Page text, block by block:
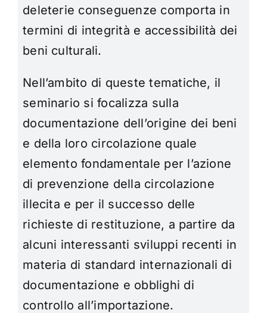
deleterie conseguenze comporta in
termini di integrità e accessibilità dei
beni culturali.
Nell’ambito di queste tematiche, il
seminario si focalizza sulla
documentazione dell’origine dei beni
e della loro circolazione quale
elemento fondamentale per l’azione
di prevenzione della circolazione
illecita e per il successo delle
richieste di restituzione, a partire da
alcuni interessanti sviluppi recenti in
materia di standard internazionali di
documentazione e obblighi di
controllo all’importazione.